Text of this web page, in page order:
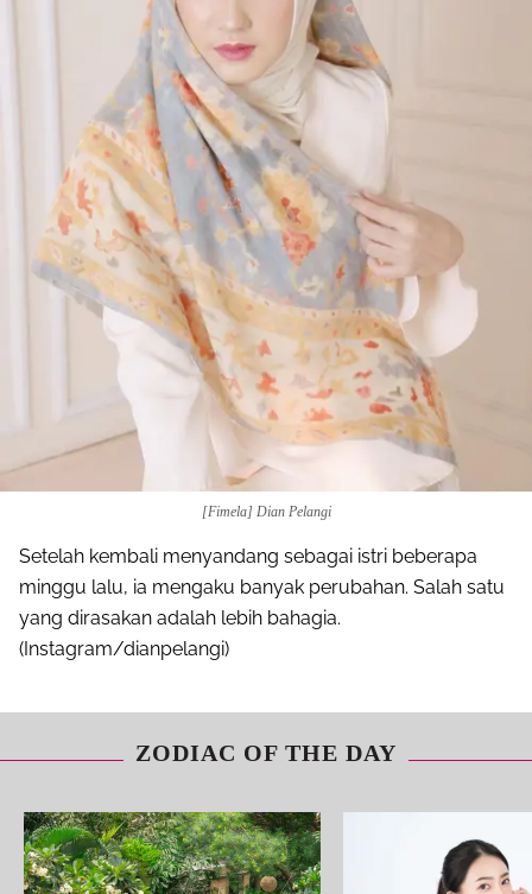
[Fimela] Dian Pelangi
Setelah kembali menyandang sebagai istri beberapa
minggu lalu, ia mengaku banyak perubahan. Salah satu
yang dirasakan adalah lebih bahagia.
(Instagram/dianpelangi)
ZODIAC OF THE DAY